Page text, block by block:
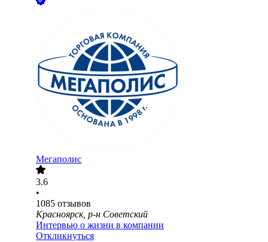
Мегаполис
3.6
•
1085 отзывов
Красноярск, р-н Советский
Интервью о жизни в компании
Откликнуться